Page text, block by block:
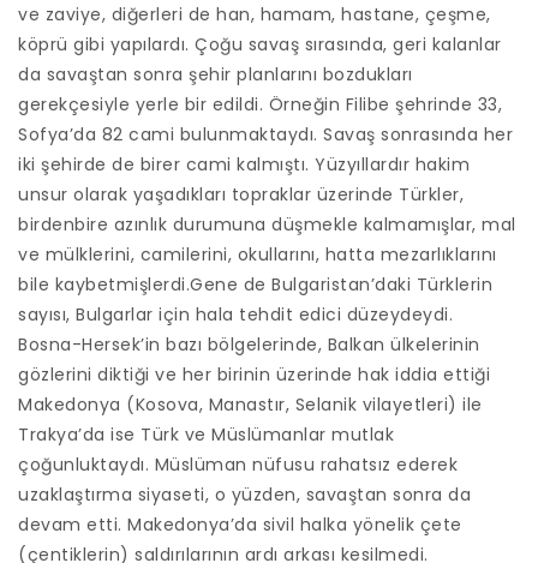
ve zaviye, diğerleri de han, hamam, hastane, çeşme,
köprü gibi yapılardı. Çoğu savaş sırasında, geri kalanlar
da savaştan sonra şehir planlarını bozdukları
gerekçesiyle yerle bir edildi. Örneğin Filibe şehrinde 33,
Sofya’da 82 cami bulunmaktaydı. Savaş sonrasında her
iki şehirde de birer cami kalmıştı. Yüzyıllardır hakim
unsur olarak yaşadıkları topraklar üzerinde Türkler,
birdenbire azınlık durumuna düşmekle kalmamışlar, mal
ve mülklerini, camilerini, okullarını, hatta mezarlıklarını
bile kaybetmişlerdi.Gene de Bulgaristan’daki Türklerin
sayısı, Bulgarlar için hala tehdit edici düzeydeydi.
Bosna-Hersek’in bazı bölgelerinde, Balkan ülkelerinin
gözlerini diktiği ve her birinin üzerinde hak iddia ettiği
Makedonya (Kosova, Manastır, Selanik vilayetleri) ile
Trakya’da ise Türk ve Müslümanlar mutlak
çoğunluktaydı. Müslüman nüfusu rahatsız ederek
uzaklaştırma siyaseti, o yüzden, savaştan sonra da
devam etti. Makedonya’da sivil halka yönelik çete
(çentiklerin) saldırılarının ardı arkası kesilmedi.